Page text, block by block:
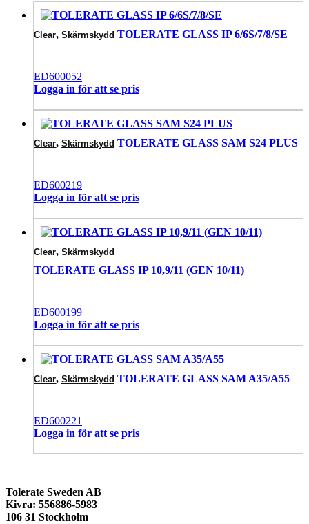
Clear, Skärmskydd TOLERATE GLASS IP 6/6S/7/8/SE
ED600052
Logga in för att se pris
Clear, Skärmskydd TOLERATE GLASS SAM S24 PLUS
ED600219
Logga in för att se pris
Clear, Skärmskydd
TOLERATE GLASS IP 10,9/11 (GEN 10/11)
ED600199
Logga in för att se pris
Clear, Skärmskydd TOLERATE GLASS SAM A35/A55
ED600221
Logga in för att se pris
Tolerate Sweden AB
Kivra: 556886-5983
106 31 Stockholm